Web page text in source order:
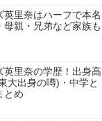
英里奈はハーフで本名
母親・兄弟など家族も
英里奈の学歴！出身高
大出身の噂)・中学と
とめ